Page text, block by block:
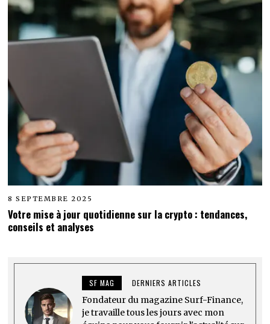
8 SEPTEMBRE 2025
Votre mise à jour quotidienne sur la crypto : tendances,
conseils et analyses
SF MAG DERNIERS ARTICLES
Fondateur du magazine Surf-Finance,
je travaille tous les jours avec mon